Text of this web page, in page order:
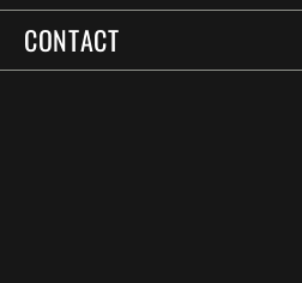
CONTACT